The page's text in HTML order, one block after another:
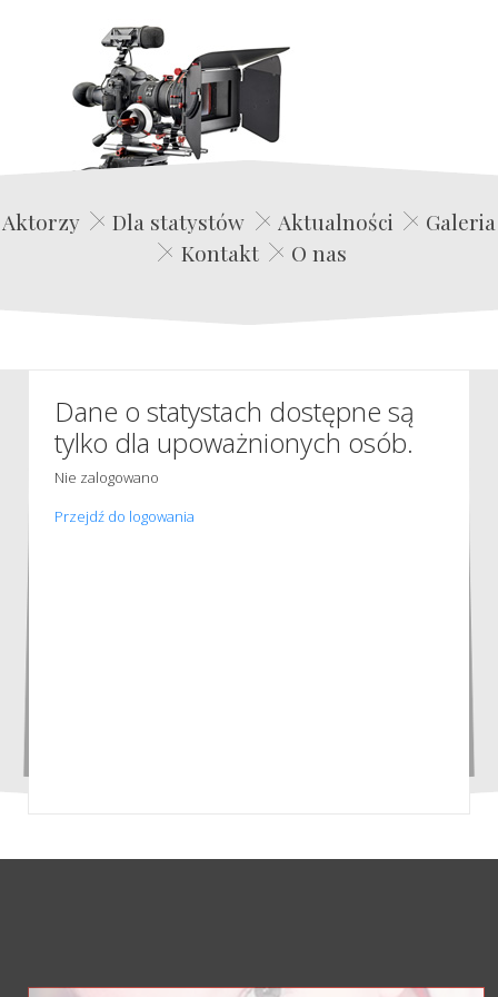
Edwin Film Agencja Aktorska
Aktorzy Dla statystów Aktualności
Galeria
Kontakt
O nas
Dane o statystach dostępne są
tylko dla upoważnionych osób.
Nie zalogowano
Przejdź do logowania